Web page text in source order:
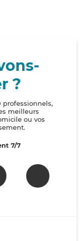
?
professionnels,
meilleurs
ou vos
7/7